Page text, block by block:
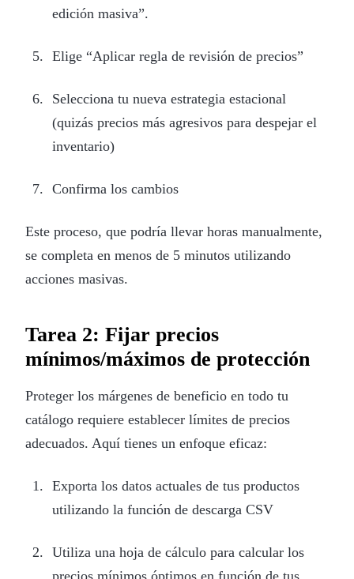
edición masiva”.
Elige “Aplicar regla de revisión de precios”
Selecciona tu nueva estrategia estacional
(quizás precios más agresivos para despejar el
inventario)
Confirma los cambios
Este proceso, que podría llevar horas manualmente,
se completa en menos de 5 minutos utilizando
acciones masivas.
Tarea 2: Fijar precios
mínimos/máximos de protección
Proteger los márgenes de beneficio en todo tu
catálogo requiere establecer límites de precios
adecuados. Aquí tienes un enfoque eficaz:
Exporta los datos actuales de tus productos
utilizando la función de descarga CSV
Utiliza una hoja de cálculo para calcular los
precios mínimos óptimos en función de tus